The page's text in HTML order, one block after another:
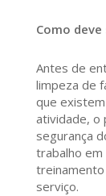
Como
Antes de
limpeza de
que
atividade, o
segurança
trabalho em
serviço.